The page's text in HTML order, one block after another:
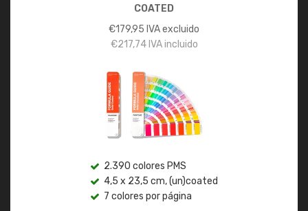
COATED
€179,95 IVA excluido
€217,74IVA incluido
2.390 colores PMS
4,5 x 23,5 cm, (un)coated
7 colores por página